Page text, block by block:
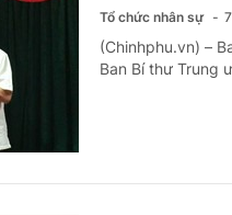
Tổ chức nhân sự
(Chinhphu.vn) –
Ban Bí thư Trung